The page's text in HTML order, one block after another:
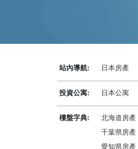
站內導航: 日本房產
投資公寓: 日本公寓
樓盤字典: 北海道房產
千葉県房產
愛知県房產